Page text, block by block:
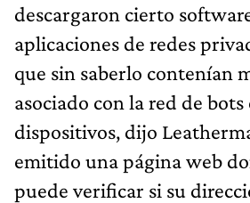
descargaron cierto
aplicaciones de redes
que sin saberlo contenían
asociado con la red de bots
dispositivos, dijo
emitido una página web
puede verificar si su